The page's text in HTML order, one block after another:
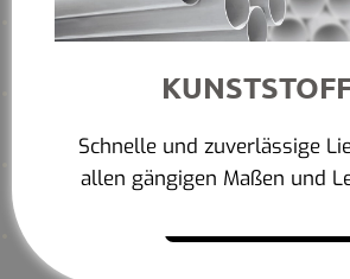
Schnelle und zuverlässige
allen gängigen Maßen und